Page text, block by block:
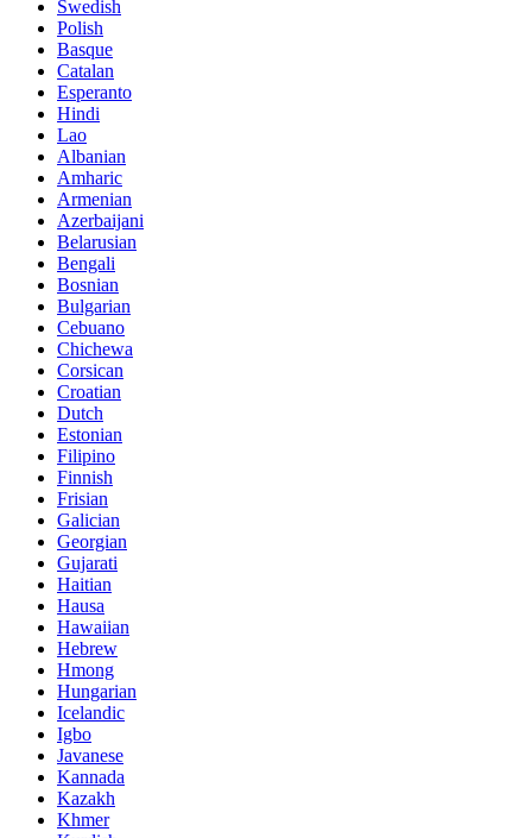
Swedish
Polish
Basque
Catalan
Esperanto
Hindi
Lao
Albanian
Amharic
Armenian
Azerbaijani
Belarusian
Bengali
Bosnian
Bulgarian
Cebuano
Chichewa
Corsican
Croatian
Dutch
Estonian
Filipino
Finnish
Frisian
Galician
Georgian
Gujarati
Haitian
Hausa
Hawaiian
Hebrew
Hmong
Hungarian
Icelandic
Igbo
Javanese
Kannada
Kazakh
Khmer